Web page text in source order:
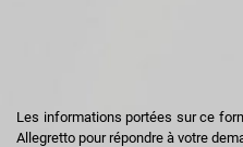
Les informations portées sur ce
Allegretto pour répondre à votre